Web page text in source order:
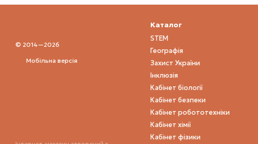
© 2014—2026
Мобільна версія
Каталог
STEM
Географія
Захист України
Інклюзія
Кабінет біології
Кабінет безпеки
Кабінет робототехніки
Кабінет хімії
Кабінет фізики